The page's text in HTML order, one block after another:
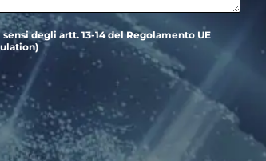
sensi degli artt. 13-14 del Regolamento UE